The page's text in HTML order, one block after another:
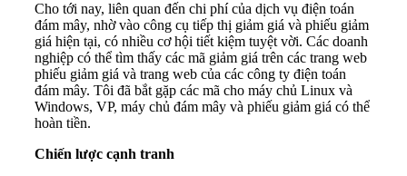
Cho tới nay, liên quan đến chi phí của dịch vụ điện toán
đám mây, nhờ vào công cụ tiếp thị giảm giá và phiếu giảm
giá hiện tại, có nhiều cơ hội tiết kiệm tuyệt vời. Các doanh
nghiệp có thể tìm thấy các mã giảm giá trên các trang web
phiếu giảm giá và trang web của các công ty điện toán
đám mây. Tôi đã bắt gặp các mã cho máy chủ Linux và
Windows, VP, máy chủ đám mây và phiếu giảm giá có thể
hoàn tiền.
Chiến lược cạnh tranh